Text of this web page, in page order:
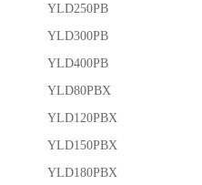
YLD250PB
YLD300PB
YLD400PB
YLD80PBX
YLD120PBX
YLD150PBX
YLD180PBX